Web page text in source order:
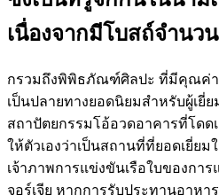
เนื่องจากมีโบสถ์จำนว
กรวมถึงพิพิธภัณฑ์ศิลปะ ที่มีคุณค่า
เป็นปลายทางยอดนิยมสำหรับผู้เยี่
สถาปัตยกรรมโอ้อวดอาคารที่โดด
ให้ตัวเองว่าเป็นสถานที่ที่ยอดเยี่ยม
เจ้าภาพการแข่งขันเรือใบของกา
จอร์เจีย หากการรับประทานอาหา